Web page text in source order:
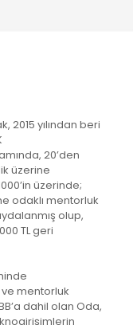
2015 yılından beri
20’den
üzerine
üzerinde;
odaklı mentorluk
olup,
TL geri
mentorluk
dahil olan Oda,